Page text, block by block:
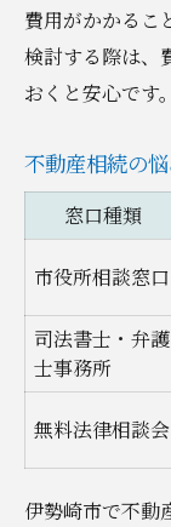
費用がかかるこ
検討する際は、
おくと安心です。
不動産相続の
窓口種類
市役所相談窓口
司法書士・弁護
士事務所
無料法律相談会
伊勢崎市で不動